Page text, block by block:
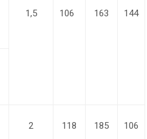
1,5 106 163 144
2 118 185 106